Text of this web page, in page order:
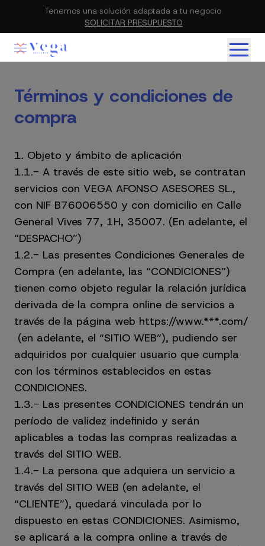
Tenemos una solución adaptada a tu negocio
SOLICITAR PRESUPUESTO
Términos y condiciones de
compra
1. Objeto y ámbito de aplicación
1.1.- A través de este sitio web, se contratan
servicios con VEGA AFONSO ASESORES SL.,
con NIF B76006550 y con domicilio en Calle
General Vives 77, 1H, 35007. (En adelante, el
“DESPACHO”)
1.2.- Las presentes Condiciones Generales de
Compra (en adelante, las “CONDICIONES”)
tienen como objeto regular la relación jurídica
derivada de la compra online de servicios a
través de la página web https://www.***.com/
(en adelante, el “SITIO WEB”), pudiendo ser
adquiridos por cualquier usuario que cumpla
con los términos establecidos en estas
CONDICIONES.
1.3.- Las presentes CONDICIONES tendrán un
período de validez indefinido y serán
aplicables a todas las compras realizadas a
través del SITIO WEB.
1.4.- La persona que adquiera un servicio a
través del SITIO WEB (en adelante, el
“CLIENTE”), quedará vinculada por lo
dispuesto en estas CONDICIONES. Asimismo,
se aplicará a la compra online a través de